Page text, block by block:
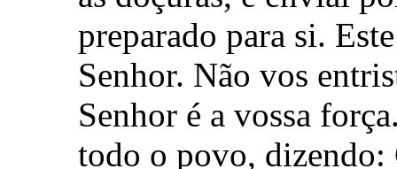
preparado para si.
Senhor. Não vos
Senhor é a vossa
todo o povo, dizendo: